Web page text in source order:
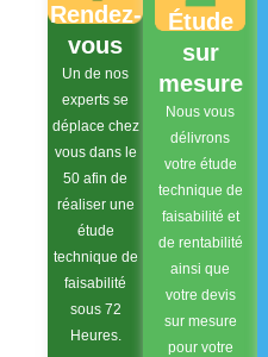
Rendez-
vous
Un de nos
experts se
déplace chez
vous dans le
50 afin de
réaliser une
étude
technique de
faisabilité
sous 72
Heures.
Étude
sur
mesure
Nous vous
délivrons
votre étude
technique de
faisabilité et
de rentabilité
ainsi que
votre devis
sur mesure
pour votre